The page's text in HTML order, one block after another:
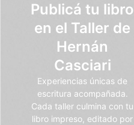
Publicá tu libro
en el Taller de
Hernán
Casciari
Experiencias únicas de
escritura acompañada.
Cada taller culmina con tu
libro impreso, editado por